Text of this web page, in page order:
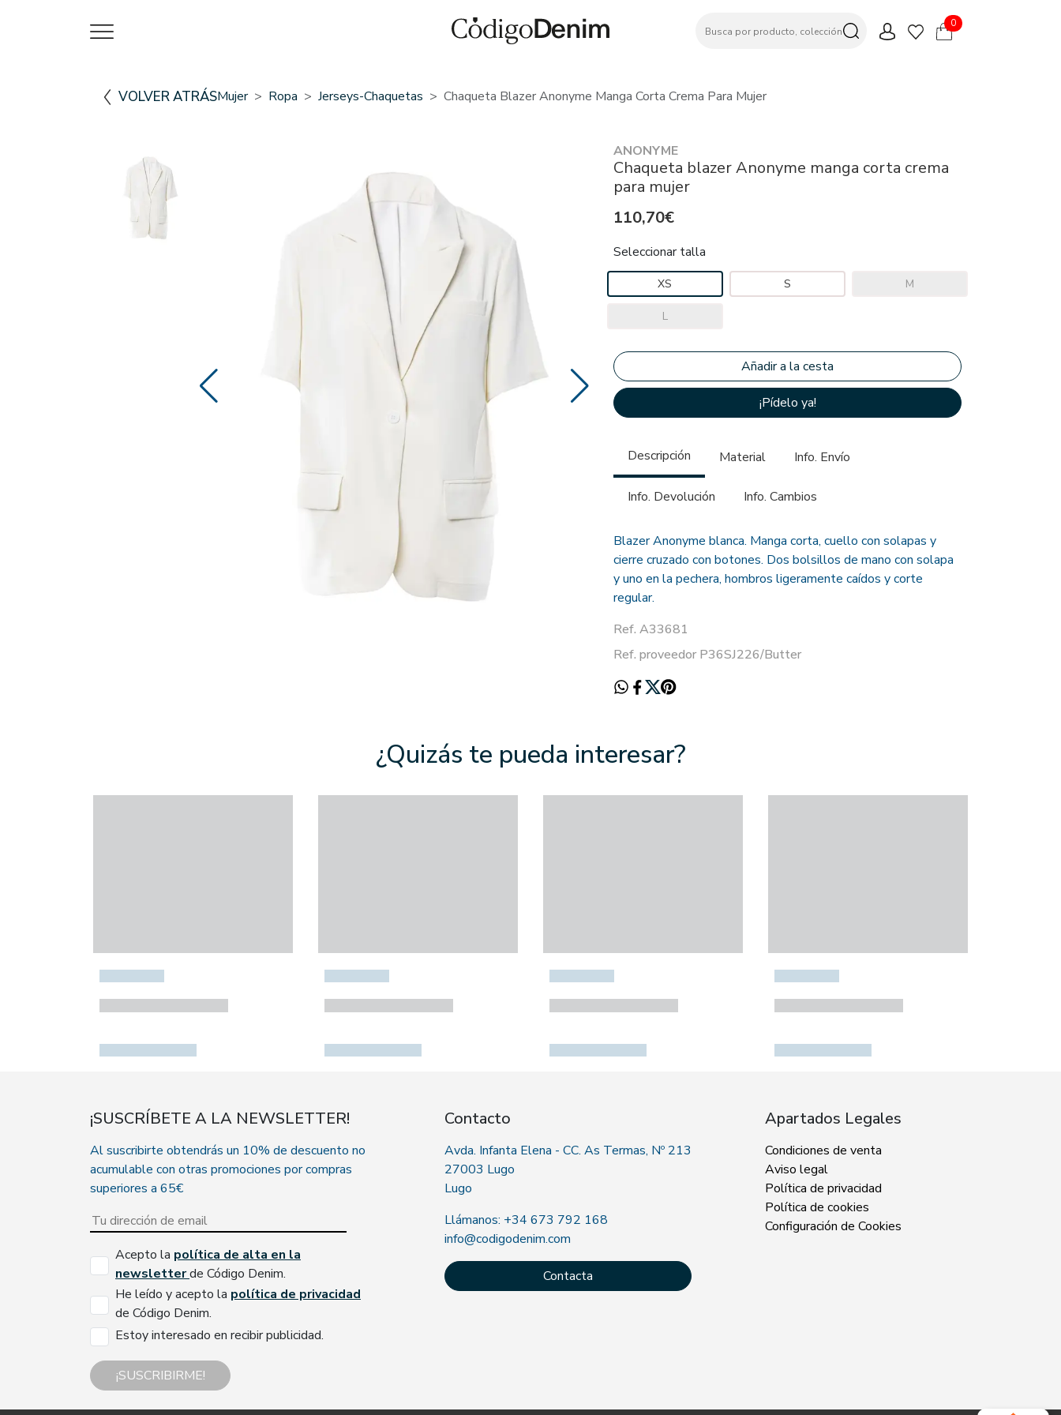
0
VOLVER ATRÁSMujer Ropa Jerseys-Chaquetas Chaqueta Blazer Anonyme Manga Corta Crema Para Mujer
ANONYME
Chaqueta blazer Anonyme manga corta crema
para mujer
110,70€
Seleccionar talla
XS S M
L
¡Pídelo ya!
Descripción Material Info. Envío
Info. Devolución Info. Cambios
Blazer Anonyme blanca. Manga corta, cuello con solapas y
cierre cruzado con botones. Dos bolsillos de mano con solapa
y uno en la pechera, hombros ligeramente caídos y corte
regular.
Ref. A33681
Ref. proveedor P36SJ226/Butter
¿Quizás te pueda interesar?
¡SUSCRÍBETE A LA NEWSLETTER!
Al suscribirte obtendrás un 10% de descuento no
acumulable con otras promociones por compras
superiores a 65€
Acepto la política de alta en la
newsletterde Código Denim.
He leído y acepto la política de privacidad
de Código Denim.
Estoy interesado en recibir publicidad.
¡SUSCRIBIRME!
Contacto
Avda. Infanta Elena - CC. As Termas, Nº 213
27003 Lugo
Lugo
Llámanos: +34 673 792 168
info@codigodenim.com
Contacta
Apartados Legales
Condiciones de venta
Aviso legal
Política de privacidad
Política de cookies
Configuración de Cookies